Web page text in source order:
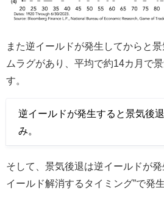
また逆イールドが発生してからと
ムラグがあり、平均で約14カ月で
す。
逆イールドが発生すると景気後
み。
そして、景気後退は逆イールドが
イールド解消するタイミング”で発